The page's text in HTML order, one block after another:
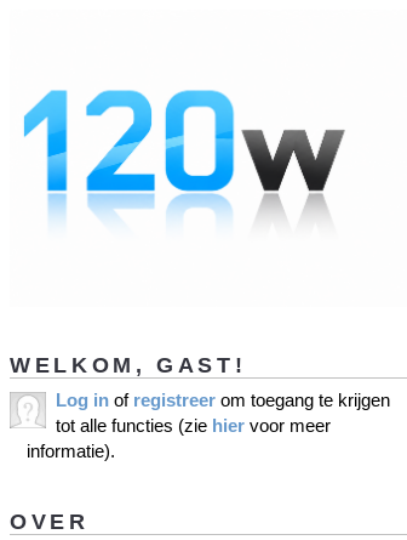
WELKOM, GAST!
Log in of registreer om toegang te krijgen
tot alle functies (zie hier voor meer
informatie).
OVER